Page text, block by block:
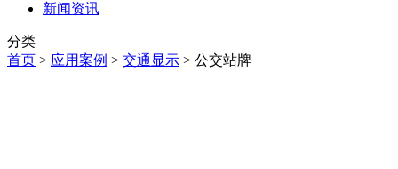
新闻资讯
分类
首页 > 应用案例 > 交通显示 > 公交站牌